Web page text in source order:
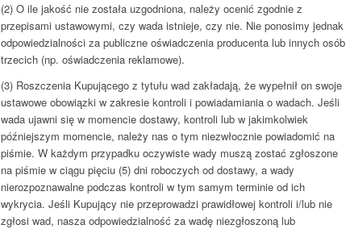
(2) O ile jakość nie została uzgodniona, należy ocenić zgodnie z
przepisami ustawowymi, czy wada istnieje, czy nie. Nie ponosimy jednak
odpowiedzialności za publiczne oświadczenia producenta lub innych osób
trzecich (np. oświadczenia reklamowe).
(3) Roszczenia Kupującego z tytułu wad zakładają, że wypełnił on swoje
ustawowe obowiązki w zakresie kontroli i powiadamiania o wadach. Jeśli
wada ujawni się w momencie dostawy, kontroli lub w jakimkolwiek
późniejszym momencie, należy nas o tym niezwłocznie powiadomić na
piśmie. W każdym przypadku oczywiste wady muszą zostać zgłoszone
na piśmie w ciągu pięciu (5) dni roboczych od dostawy, a wady
nierozpoznawalne podczas kontroli w tym samym terminie od ich
wykrycia. Jeśli Kupujący nie przeprowadzi prawidłowej kontroli i/lub nie
zgłosi wad, nasza odpowiedzialność za wadę niezgłoszoną lub